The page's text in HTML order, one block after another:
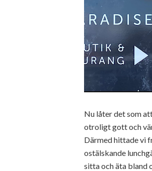
Nu låter det som
otroligt gott och
Därmed hittade vi
ostälskande
sitta och äta bland